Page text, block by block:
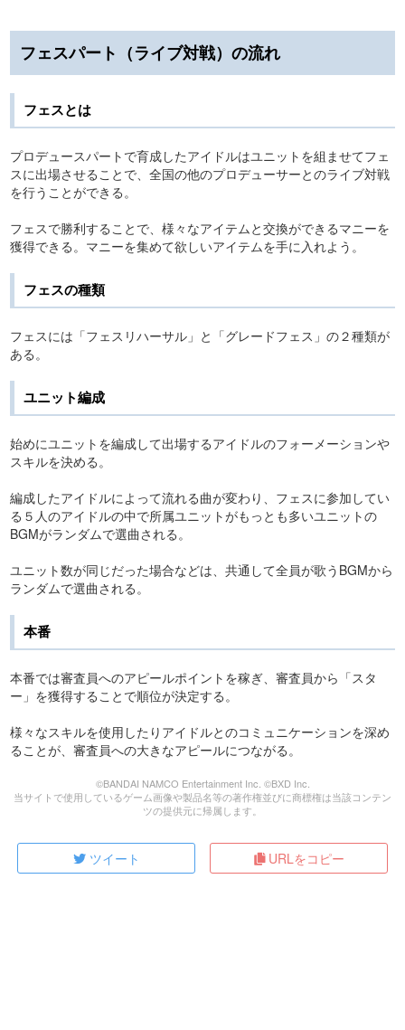
フェスパート（ライブ対戦）の流れ
フェスとは
プロデュースパートで育成したアイドルはユニットを組ませてフェ
スに出場させることで、全国の他のプロデューサーとのライブ対戦
を行うことができる。
フェスで勝利することで、様々なアイテムと交換ができるマニーを
獲得できる。マニーを集めて欲しいアイテムを手に入れよう。
フェスの種類
フェスには「フェスリハーサル」と「グレードフェス」の２種類が
ある。
ユニット編成
始めにユニットを編成して出場するアイドルのフォーメーションや
スキルを決める。
編成したアイドルによって流れる曲が変わり、フェスに参加してい
る５人のアイドルの中で所属ユニットがもっとも多いユニットの
BGMがランダムで選曲される。
ユニット数が同じだった場合などは、共通して全員が歌うBGMから
ランダムで選曲される。
本番
本番では審査員へのアピールポイントを稼ぎ、審査員から「スタ
ー」を獲得することで順位が決定する。
様々なスキルを使用したりアイドルとのコミュニケーションを深め
ることが、審査員への大きなアピールにつながる。
©BANDAI NAMCO Entertainment Inc. ©BXD Inc.
当サイトで使用しているゲーム画像や製品名等の著作権並びに商標権は当該コンテン
ツの提供元に帰属します。
ツイート URLをコピー